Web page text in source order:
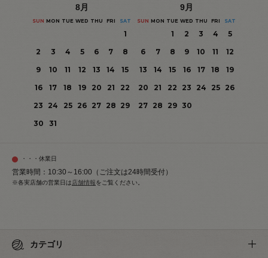
8月
SUN MON TUE WED THU FRI SAT
1
2
3 4 5 6 7
8
9
10 11 12 13 14
15
16
17 18 19 20 21
22
23
24 25 26 27 28 29
30
31
9月
SUN MON TUE WED THU FRI SAT
1 2 3 4
5
6
7 8 9 10 11
12
13
14 15 16 17 18
19
20
21 22 23 24 25
26
27 28 29 30
・・・休業日
営業時間：10:30～16:00（ご注文は24時間受付）
※各実店舗の営業日は 店舗情報をご覧ください。
カテゴリ